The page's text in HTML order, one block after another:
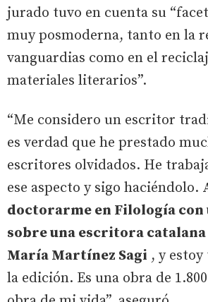
jurado tuvo en cuenta su
muy posmoderna, tanto en la
vanguardias como en el
materiales literarios”.
“Me considero un escritor
es verdad que he prestado
escritores olvidados. He
ese aspecto y sigo haciéndolo.
doctorarme en Filología con
sobre una escritora
María Martínez Sagi , y
la edición. Es una obra de